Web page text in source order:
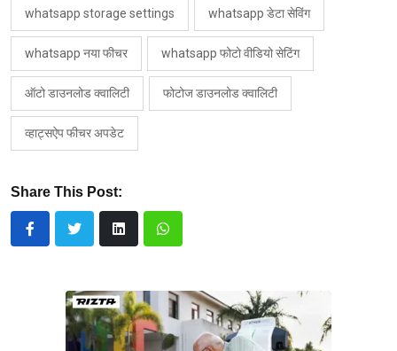
whatsapp storage settings whatsapp डेटा सेविंग
whatsapp नया फीचर whatsapp फोटो वीडियो सेटिंग
ऑटो डाउनलोड क्वालिटी फोटोज डाउनलोड क्वालिटी
व्हाट्सऐप फीचर अपडेट
Share This Post: